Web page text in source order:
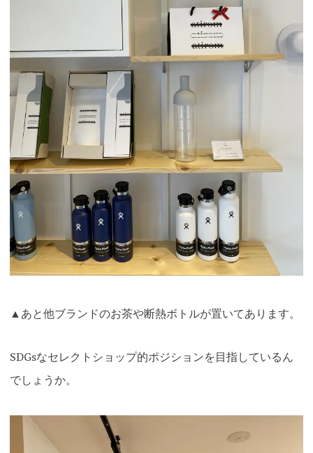
▲あと他ブランドのお茶や断熱ボトルが置いてあります。
SDGsなセレクトショップ的ポジションを目指しているん
でしょうか。